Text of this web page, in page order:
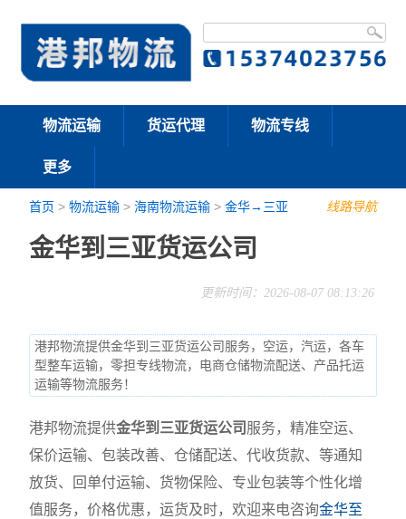
物流运输 货运代理 物流专线
更多
线路导航
首页 >物流运输 >海南物流运输 >金华→三亚
金华到三亚货运公司
更新时间：2026-08-07 08:13:26
港邦物流提供金华到三亚货运公司服务，空运，汽运，各车
型整车运输，零担专线物流，电商仓储物流配送、产品托运
运输等物流服务！
港邦物流提供金华到三亚货运公司 服务，精准空运、
保价运输、包装改善、仓储配送、代收货款、等通知
放货、回单付运输、货物保险、专业包装等个性化增
值服务，价格优惠，运货及时，欢迎来电咨询金华至